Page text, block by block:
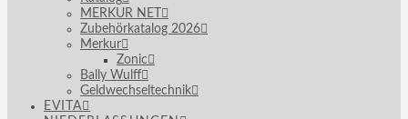
MERKUR NET
Zubehörkatalog 2026
Merkur
Zonic
Bally Wulff
Geldwechseltechnik
EVITA